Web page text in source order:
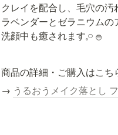
クレイを配合し、毛穴の汚
ラベンダーとゼラニウムの
洗顔中も癒されます𓈒𓏸 𓐍
商品の詳細・ご購入はこち
→ うるおうメイク落とし